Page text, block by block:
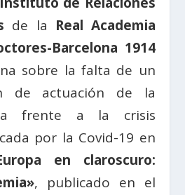
de la Real Academia
Barcelona 1914
sobre la falta de un
de actuación de la
frente a la crisis
por la Covid-19 en
en claroscuro:
, publicado en el